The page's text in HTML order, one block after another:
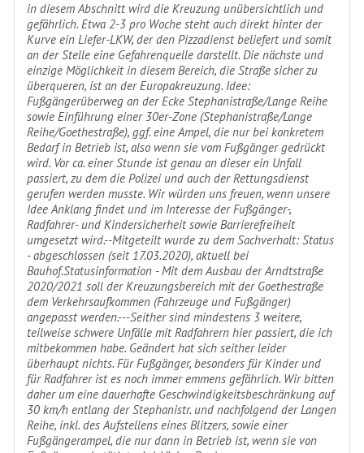
in diesem Abschnitt wird die Kreuzung unübersichtlich und
gefährlich. Etwa 2-3 pro Woche steht auch direkt hinter der
Kurve ein Liefer-LKW, der den Pizzadienst beliefert und somit
an der Stelle eine Gefahrenquelle darstellt. Die nächste und
einzige Möglichkeit in diesem Bereich, die Straße sicher zu
überqueren, ist an der Europakreuzung. Idee:
Fußgängerüberweg an der Ecke Stephanistraße/Lange Reihe
sowie Einführung einer 30er-Zone (Stephanistraße/Lange
Reihe/Goethestraße), ggf. eine Ampel, die nur bei konkretem
Bedarf in Betrieb ist, also wenn sie vom Fußgänger gedrückt
wird. Vor ca. einer Stunde ist genau an dieser ein Unfall
passiert, zu dem die Polizei und auch der Rettungsdienst
gerufen werden musste. Wir würden uns freuen, wenn unsere
Idee Anklang findet und im Interesse der Fußgänger-,
Radfahrer- und Kindersicherheit sowie Barrierefreiheit
umgesetzt wird.--Mitgeteilt wurde zu dem Sachverhalt: Status
- abgeschlossen (seit 17.03.2020), aktuell bei
Bauhof.Statusinformation - Mit dem Ausbau der Arndtstraße
2020/2021 soll der Kreuzungsbereich mit der Goethestraße
dem Verkehrsaufkommen (Fahrzeuge und Fußgänger)
angepasst werden.---Seither sind mindestens 3 weitere,
teilweise schwere Unfälle mit Radfahrern hier passiert, die ich
mitbekommen habe. Geändert hat sich seither leider
überhaupt nichts. Für Fußgänger, besonders für Kinder und
für Radfahrer ist es noch immer emmens gefährlich. Wir bitten
daher um eine dauerhafte Geschwindigkeitsbeschränkung auf
30 km/h entlang der Stephanistr. und nachfolgend der Langen
Reihe, inkl. des Aufstellens eines Blitzers, sowie einer
Fußgängerampel, die nur dann in Betrieb ist, wenn sie von